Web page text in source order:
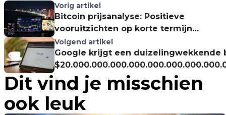
Vorig artikel
Bitcoin prijsanalyse: Positieve
vooruitzichten op korte termijn
volgens CryptoQuant
Volgend artikel
Google krijgt een duizelingwekkende
na het blokkeren van Russische tv op
Dit vind je misschien
ook leuk